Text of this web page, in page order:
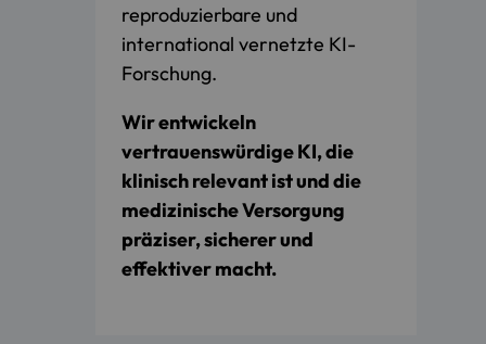
reproduzierbare und
international vernetzte KI-
Forschung.
Wir entwickeln
vertrauenswürdige KI, die
klinisch relevant ist und die
medizinische Versorgung
präziser, sicherer und
effektiver macht.